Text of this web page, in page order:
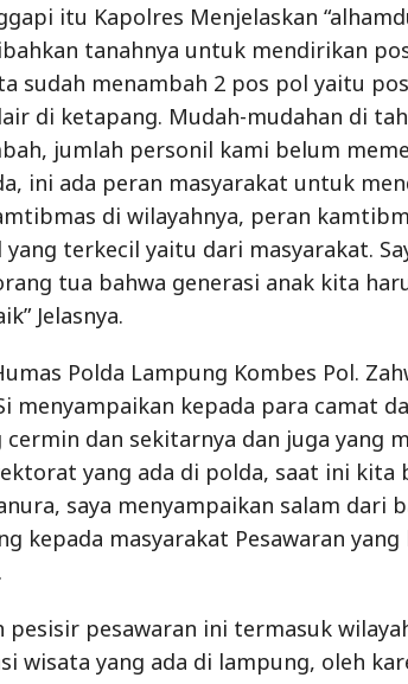
itu Kapolres Menjelaskan
tanahnya untuk mendirikan
sudah menambah 2 pos pol yaitu
di ketapang. Mudah-mudahan di
jumlah personil kami belum
ini ada peran masyarakat untuk
di wilayahnya, peran
yang terkecil yaitu dari masyarakat.
tua bahwa generasi anak kita
Jelasnya.
Polda Lampung Kombes Pol.
menyampaikan kepada para camat
cermin dan sekitarnya dan juga yang
yang ada di polda, saat ini kita
saya menyampaikan salam dari
kepada masyarakat Pesawaran
pesisir pesawaran ini termasuk
wisata yang ada di lampung, oleh